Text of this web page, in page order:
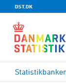
DST.DK